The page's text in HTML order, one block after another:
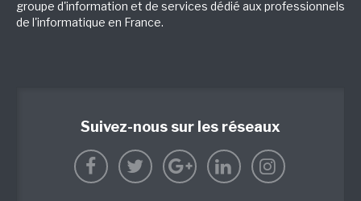
groupe d'information et de services dédié aux professionnels
de l'informatique en France.
Suivez-nous sur les réseaux